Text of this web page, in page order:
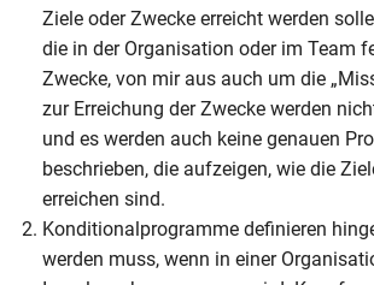
Ziele oder Zwecke erreicht werden
die in der Organisation oder im Team
Zwecke, von mir aus auch um die
zur Erreichung der Zwecke werden
und es werden auch keine genauen
beschrieben, die aufzeigen, wie die
erreichen sind.
Konditionalprogramme definieren
werden muss, wenn in einer